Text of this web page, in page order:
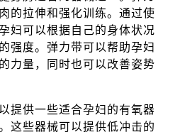
的拉伸和强化训练。通过使
妇可以根据自己的身体状况
强度。弹力带可以帮助孕妇
力量，同时也可以改善姿势
提供一些适合孕妇的有氧器
这些器械可以提供低冲击的